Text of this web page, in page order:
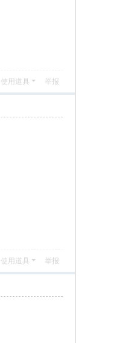
使用道具 举报
使用道具 举报